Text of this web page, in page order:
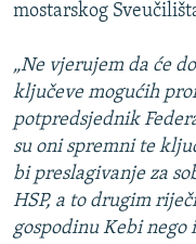
mostarskog
„Ne vjerujem da će
ključeve mogućih
potpredsjednik
su oni spremni te
bi preslagivanje za
HSP, a to drugim
gospodinu Kebi nego